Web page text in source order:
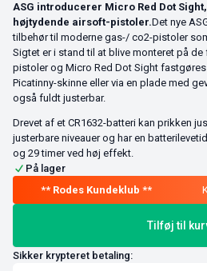
ASG introducerer Micro Red Dot
højtydende airsoft-pistoler.Det nye
tilbehør til moderne gas-/ co2-pistoler
Sigtet er i stand til at blive monteret på
pistoler og Micro Red Dot Sight
Picatinny-skinne eller via en plade med
også fuldt justerbar.
Drevet af et CR1632-batteri kan prikken
justerbare niveauer og har en
og 29 timer ved høj effekt.
På lager
Tilføj til
Sikker krypteret betaling: